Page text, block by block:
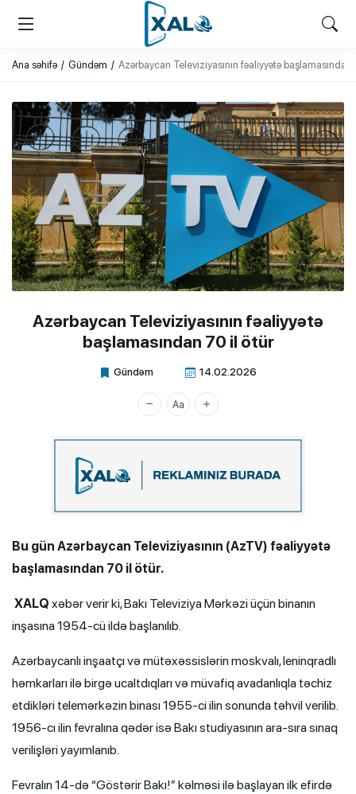
XALQ.ONLINE
ONLAYN PLATFORMA
Ana səhifə Gündəm Azərbaycan Televiziyasının fəaliyyətə
Azərbaycan Televiziyasının fəaliyyətə
başlamasından 70 il ötür
Gündəm 14.02.2026
Xalq.Online
Bu gün Azərbaycan Televiziyasının (AzTV) fəaliyyətə
başlamasından 70 il ötür.
XALQ xəbər verir ki, Bakı Televiziya Mərkəzi üçün binanın
inşasına 1954-cü ildə başlanılıb.
Azərbaycanlı inşaatçı və mütəxəssislərin moskvalı, leninqradlı
həmkarları ilə birgə ucaltdıqları və müvafiq avadanlıqla təchiz
etdikləri telemərkəzin binası 1955-ci ilin sonunda təhvil verilib.
1956-cı ilin fevralına qədər isə Bakı studiyasının ara-sıra sınaq
verilişləri yayımlanıb.
Fevralın 14-də “Göstərir Bakı!” kəlməsi ilə başlayan ilk efirdə